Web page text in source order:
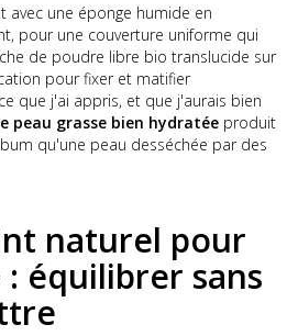
avec une éponge humide en
pour une couverture uniforme qui
de poudre libre bio translucide sur
pour fixer et matifier
que j'ai appris, et que j'aurais bien
peau grasse bien hydratée produit
qu'une peau desséchée par des
naturel pour
équilibrer sans